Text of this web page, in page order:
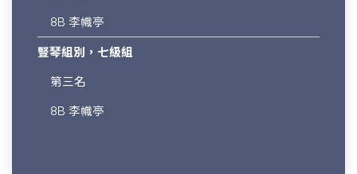
8B 李幟亭
豎琴組別，七級組
第三名
8B 李幟亭